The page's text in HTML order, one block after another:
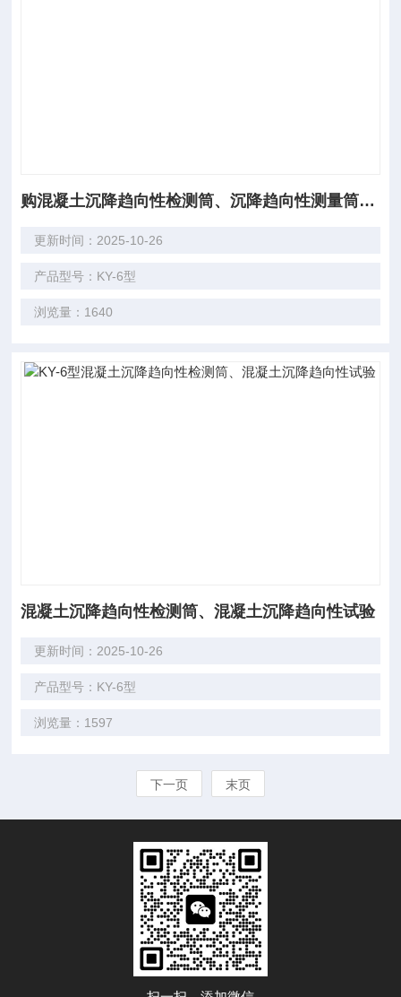
购混凝土沉降趋向性检测筒、沉降趋向性测量筒价格
更新时间：2025-10-26
产品型号：KY-6型
浏览量：1640
混凝土沉降趋向性检测筒、混凝土沉降趋向性试验
更新时间：2025-10-26
产品型号：KY-6型
浏览量：1597
下一页 末页